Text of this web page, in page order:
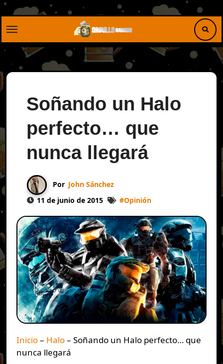
Saltar
Soñando un Halo
perfecto… que
nunca llegará
Por John Sánchez
11 de junio de 2015
#Opinión
Inicio– Halo– Soñando un Halo perfecto… que
nunca llegará